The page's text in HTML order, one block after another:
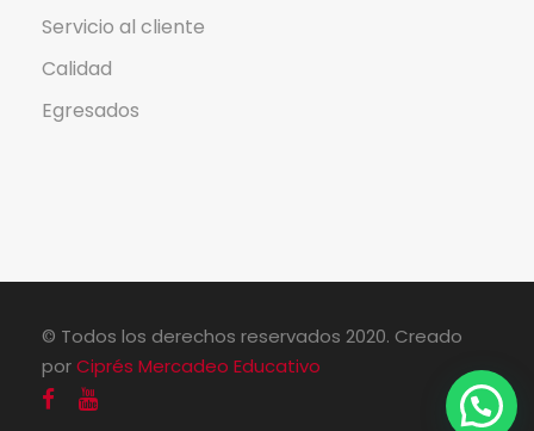
Servicio al cliente
Calidad
Egresados
© Todos los derechos reservados 2020. Creado
porCiprés Mercadeo Educativo